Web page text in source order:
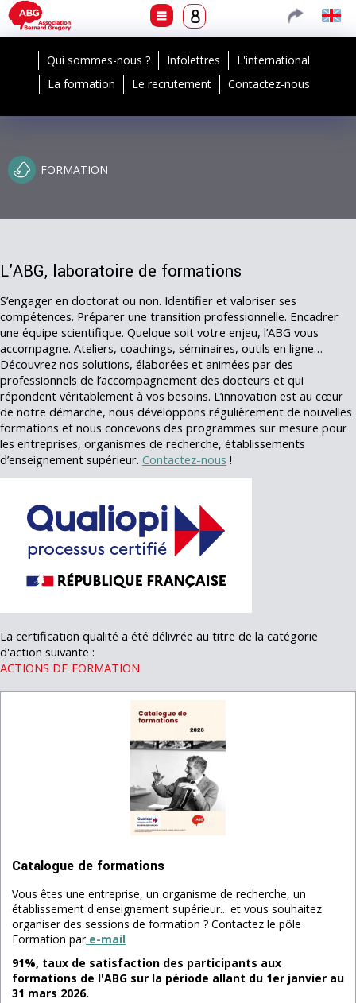
Qui sommes-nous ? Infolettres
L'international
La formation
Le recrutement Contactez-nous
FORMATION
L'ABG, laboratoire de formations
S’engager en doctorat ou non. Identifier et valoriser ses
compétences. Préparer une transition professionnelle. Encadrer
une équipe scientifique. Quelque soit votre enjeu, l’ABG vous
accompagne. Ateliers, coachings, séminaires, outils en ligne…
Découvrez nos solutions, élaborées et animées par des
professionnels de l’accompagnement des docteurs et qui
répondent véritablement à vos besoins. L’innovation est au cœur
de notre démarche, nous développons régulièrement de nouvelles
formations et nous concevons des programmes sur mesure pour
les entreprises, organismes de recherche, établissements
d’enseignement supérieur. Contactez-nous !
La certification qualité a été délivrée au titre de la catégorie
d'action suivante :
ACTIONS DE FORMATION
Catalogue de formations
Vous êtes une entreprise, un organisme de recherche, un
établissement d'enseignement supérieur... et vous souhaitez
organiser des sessions de formation ? Contactez le pôle
Formation pare-mail
91%, taux de satisfaction des participants aux
formations de l'ABG sur la période allant du 1er janvier au
31 mars 2026.